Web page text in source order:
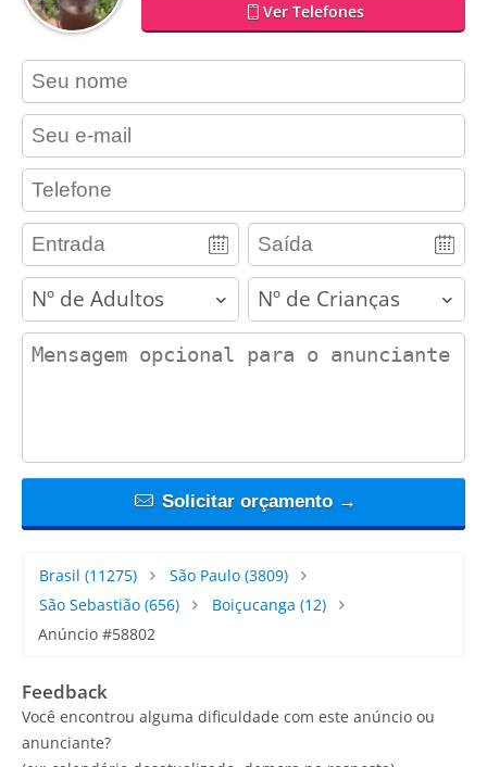
Ver Telefones
contact_name
contact_email
contact_phone
adults children
contact_message
Solicitar orçamento →
Brasil (11275) São Paulo(3809)
São Sebastião (656) Boiçucanga (12)
Anúncio #58802
Feedback
Você encontrou alguma dificuldade com este anúncio ou
anunciante?